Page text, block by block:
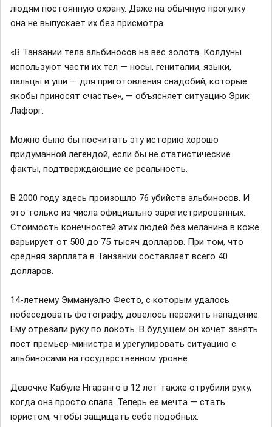
людям постоянную охрану. Даже на обычную прогулку
она не выпускает их без присмотра.
«В Танзании тела альбиносов на вес золота. Колдуны
используют части их тел — носы, гениталии, языки,
пальцы и уши — для приготовления снадобий, которые
якобы приносят счастье», — объясняет ситуацию Эрик
Лафорг.
Можно было бы посчитать эту историю хорошо
придуманной легендой, если бы не статистические
факты, подтверждающие ее реальность.
В 2000 году здесь произошло 76 убийств альбиносов. И
это только из числа официально зарегистрированных.
Стоимость конечностей этих людей без меланина в коже
варьирует от 500 до 75 тысяч долларов. При том, что
средняя зарплата в Танзании составляет всего 40
долларов.
14-летнему Эммануэлю Фесто, с которым удалось
побеседовать фотографу, довелось пережить нападение.
Ему отрезали руку по локоть. В будущем он хочет занять
пост премьер-министра и урегулировать ситуацию с
альбиносами на государственном уровне.
Девочке Кабуле Нгаранго в 12 лет также отрубили руку,
когда она просто спала. Теперь ее мечта — стать
юристом, чтобы защищать себе подобных.